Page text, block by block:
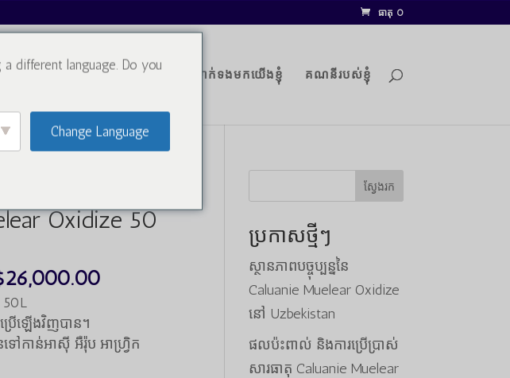
ធាតុ 0
អំពីពួកយើង កាតាឡុក ប្លុក ទាក់ទងមកយើងខ្ញុំ គណនីរបស់ខ្ញុំ
Oxidize 50
លៃ
មគឺ
26,000.00
។
50L
រើឡើងវិញបាន។
ទៅកាន់អាស៊ី អឺរ៉ុប អាហ្វ្រិក
ស្វែងរក
ប្រកាសថ្មីៗ
ស្ថានភាពបច្ចុប្បន្ននៃ
Caluanie Muelear Oxidize
នៅ Uzbekistan
ផលប៉ះពាល់ និងការប្រើប្រាស់
សារធាតុ Caluanie Muelear
different language. Do you
Change Language